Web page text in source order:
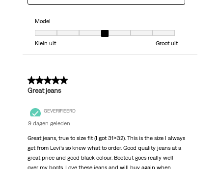
Model
Model, 4 van 7, waarbij 1 gelijk is aan Klein uit en 7 gelijk is aan Groot uit
Klein uit
Groot uit
5 van 5 sterren.
Great jeans
GEVERIFIEERD
9 dagen geleden
Great jeans, true to size fit (I got 31x32). This is the size I always
get from Levi’s so knew what to order. Good quality jeans at a
great price and good black colour. Bootcut goes really well
over my boots. Love these jeans and will buy again when